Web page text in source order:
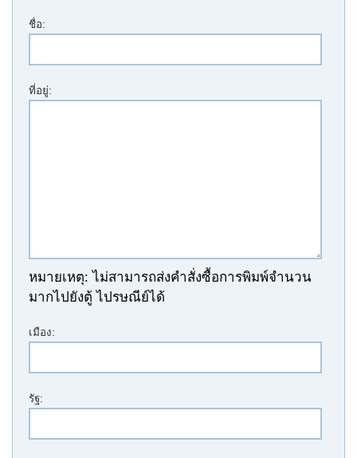
ชื่อ:
ที่อยู่:
หมายเหตุ: ไม่สามารถส่งคำสั่งซื้อการพิมพ์จำนวน
มากไปยังตู้ ไปรษณีย์ได้
เมือง:
รัฐ: